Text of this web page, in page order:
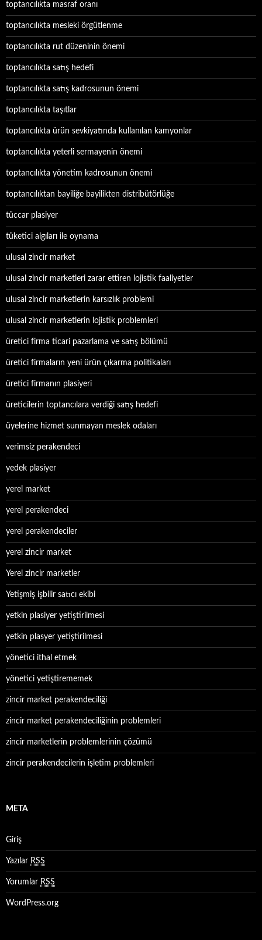
toptancılıkta masraf oranı
toptancılıkta mesleki örgütlenme
toptancılıkta rut düzeninin önemi
toptancılıkta satış hedefi
toptancılıkta satış kadrosunun önemi
toptancılıkta taşıtlar
toptancılıkta ürün sevkiyatında kullanılan kamyonlar
toptancılıkta yeterli sermayenin önemi
toptancılıkta yönetim kadrosunun önemi
toptancılıktan bayiliğe bayilikten distribütörlüğe
tüccar plasiyer
tüketici algıları ile oynama
ulusal zincir market
ulusal zincir marketleri zarar ettiren lojistik faaliyetler
ulusal zincir marketlerin karsızlık problemi
ulusal zincir marketlerin lojistik problemleri
üretici firma ticari pazarlama ve satış bölümü
üretici firmaların yeni ürün çıkarma politikaları
üretici firmanın plasiyeri
üreticilerin toptancılara verdiği satış hedefi
üyelerine hizmet sunmayan meslek odaları
verimsiz perakendeci
yedek plasiyer
yerel market
yerel perakendeci
yerel perakendeciler
yerel zincir market
Yerel zincir marketler
Yetişmiş işbilir satıcı ekibi
yetkin plasiyer yetiştirilmesi
yetkin plasyer yetiştirilmesi
yönetici ithal etmek
yönetici yetiştirememek
zincir market perakendeciliği
zincir market perakendeciliğinin problemleri
zincir marketlerin problemlerinin çözümü
zincir perakendecilerin işletim problemleri
META
Giriş
Yazılar RSS
Yorumlar RSS
WordPress.org